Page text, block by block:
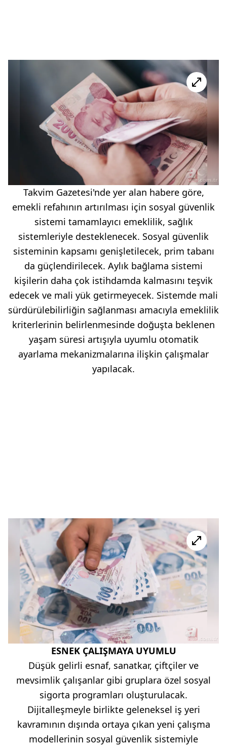
Takvim Gazetesi'nde yer alan habere göre,
emekli refahının artırılması için sosyal güvenlik
sistemi tamamlayıcı emeklilik, sağlık
sistemleriyle desteklenecek. Sosyal güvenlik
sisteminin kapsamı genişletilecek, prim tabanı
da güçlendirilecek. Aylık bağlama sistemi
kişilerin daha çok istihdamda kalmasını teşvik
edecek ve mali yük getirmeyecek. Sistemde mali
sürdürülebilirliğin sağlanması amacıyla emeklilik
kriterlerinin belirlenmesinde doğuşta beklenen
yaşam süresi artışıyla uyumlu otomatik
ayarlama mekanizmalarına ilişkin çalışmalar
yapılacak.
ESNEK ÇALIŞMAYA UYUMLU
Düşük gelirli esnaf, sanatkar, çiftçiler ve
mevsimlik çalışanlar gibi gruplara özel sosyal
sigorta programları oluşturulacak.
Dijitalleşmeyle birlikte geleneksel iş yeri
kavramının dışında ortaya çıkan yeni çalışma
modellerinin sosyal güvenlik sistemiyle